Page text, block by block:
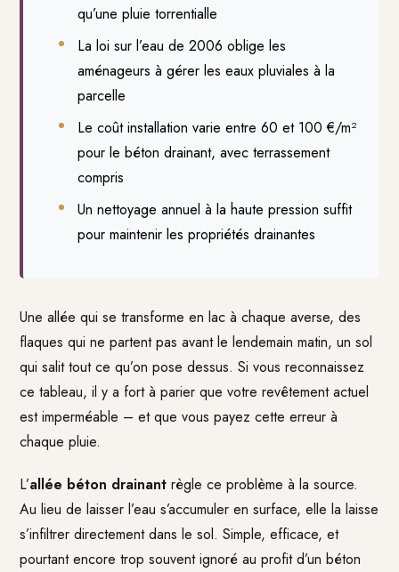
qu’une pluie torrentialle
La loi sur l’eau de 2006 oblige les
aménageurs à gérer les eaux pluviales à la
parcelle
Le coût installation varie entre 60 et 100 €/m²
pour le béton drainant, avec terrassement
compris
Un nettoyage annuel à la haute pression suffit
pour maintenir les propriétés drainantes
Une allée qui se transforme en lac à chaque averse, des
flaques qui ne partent pas avant le lendemain matin, un sol
qui salit tout ce qu’on pose dessus. Si vous reconnaissez
ce tableau, il y a fort à parier que votre revêtement actuel
est imperméable – et que vous payez cette erreur à
chaque pluie.
L’allée béton drainant règle ce problème à la source.
Au lieu de laisser l’eau s’accumuler en surface, elle la laisse
s’infiltrer directement dans le sol. Simple, efficace, et
pourtant encore trop souvent ignoré au profit d’un béton